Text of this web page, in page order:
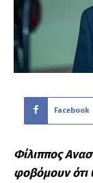
Facebook
Φίλιππος
φοβόμουν ότι